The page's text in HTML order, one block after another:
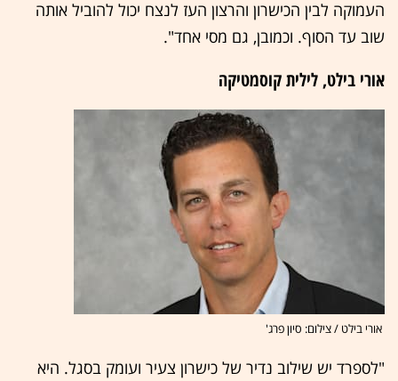
העמוקה לבין הכישרון והרצון העז לנצח יכול להוביל אותה
שוב עד הסוף. וכמובן, גם מסי אחד".
אורי בילט, לילית קוסמטיקה
אורי בילט / צילום: סיון פרג'
"לספרד יש שילוב נדיר של כישרון צעיר ועומק בסגל. היא